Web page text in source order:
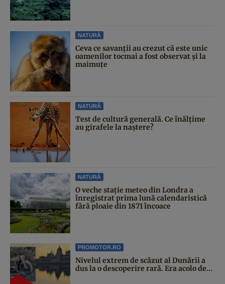
NATURĂ
Ceva ce savanții au crezut că este unic
oamenilor tocmai a fost observat și la
maimuțe
NATURĂ
Test de cultură generală. Ce înălțime
au girafele la naștere?
NATURĂ
O veche stație meteo din Londra a
înregistrat prima lună calendaristică
fără ploaie din 1871 încoace
PROMOTOR.RO
Nivelul extrem de scăzut al Dunării a
dus la o descoperire rară. Era acolo de...